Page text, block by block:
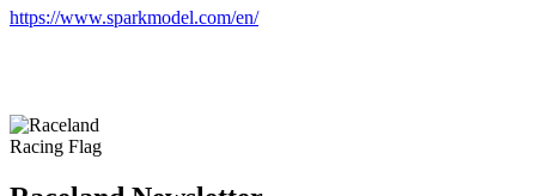
https://www.sparkmodel.com/en/